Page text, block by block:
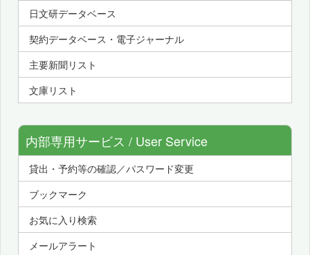
日文研データベース
契約データベース・電子ジャーナル
主要新聞リスト
文庫リスト
内部専用サービス / User Service
貸出・予約等の確認／パスワード変更
ブックマーク
お気に入り検索
メールアラート